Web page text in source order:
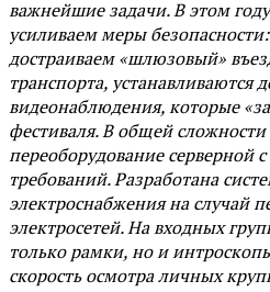
важнейшие задачи. В этом
усиливаем меры
достраиваем «шлюзовый»
транспорта, устанавливаются
видеонаблюдения, которые
фестиваля. В общей
переоборудование серверной
требований. Разработана
электроснабжения на случай
электросетей. На входных
только рамки, но и
скорость осмотра личных